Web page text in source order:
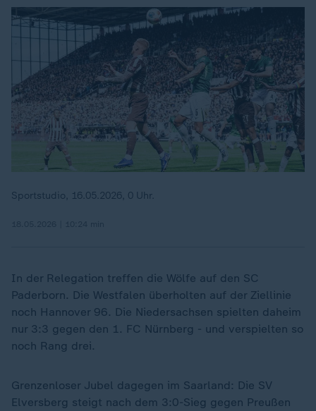
Sportstudio, 16.05.2026, 0 Uhr.
In der Relegation treffen die Wölfe auf den SC
Paderborn. Die Westfalen überholten auf der Ziellinie
noch Hannover 96. Die Niedersachsen spielten daheim
nur 3:3 gegen den 1. FC Nürnberg - und verspielten so
noch Rang drei.
Grenzenloser Jubel dagegen im Saarland: Die SV
Elversberg steigt nach dem 3:0-Sieg gegen Preußen